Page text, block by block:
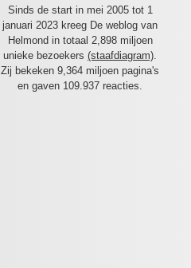
Sinds de start in mei 2005 tot 1
januari 2023 kreeg De weblog van
Helmond in totaal 2,898 miljoen
unieke bezoekers (staafdiagram)
Zij bekeken 9,364 miljoen pagina's
en gaven 109.937 reacties.